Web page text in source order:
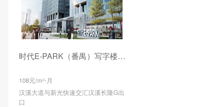
时代E-PARK（番禺）写字楼出租
108元/m²⋅月
汉溪大道与新光快速交汇汉溪长隆G出
口